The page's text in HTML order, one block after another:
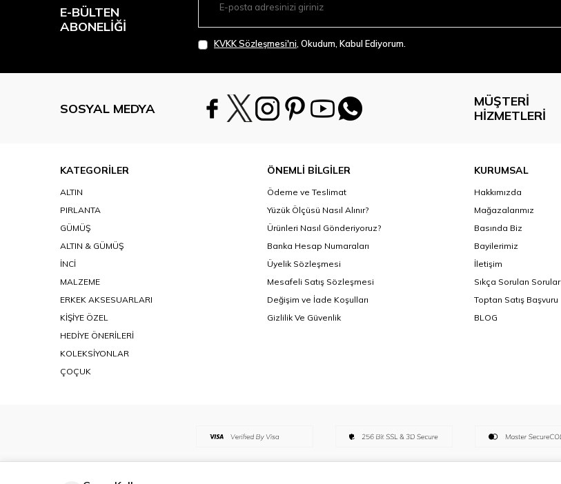
E-BÜLTEN
ABONELIĞI
KVKK Sözleşmesi'ni, Okudum, Kabul Ediyorum.
SOSYAL MEDYA
MÜŞTERI
HIZMETLERI
KATEGORİLER
ALTIN
PIRLANTA
GÜMÜŞ
ALTIN & GÜMÜŞ
İNCİ
MALZEME
ERKEK AKSESUARLARI
KİŞİYE ÖZEL
HEDİYE ÖNERİLERİ
KOLEKSİYONLAR
ÇOÇUK
ÖNEMLİ BİLGİLER
Ödeme ve Teslimat
Yüzük Ölçüsü Nasıl Alınır?
Ürünleri Nasıl Gönderiyoruz?
Banka Hesap Numaraları
Üyelik Sözleşmesi
Mesafeli Satış Sözleşmesi
Değişim ve İade Koşulları
Gizlilik Ve Güvenlik
KURUMSAL
Hakkımızda
Mağazalarımız
Basında Biz
Bayilerimiz
İletişim
Sıkça Sorulan Sorular
Toptan Satış Başvuru
BLOG